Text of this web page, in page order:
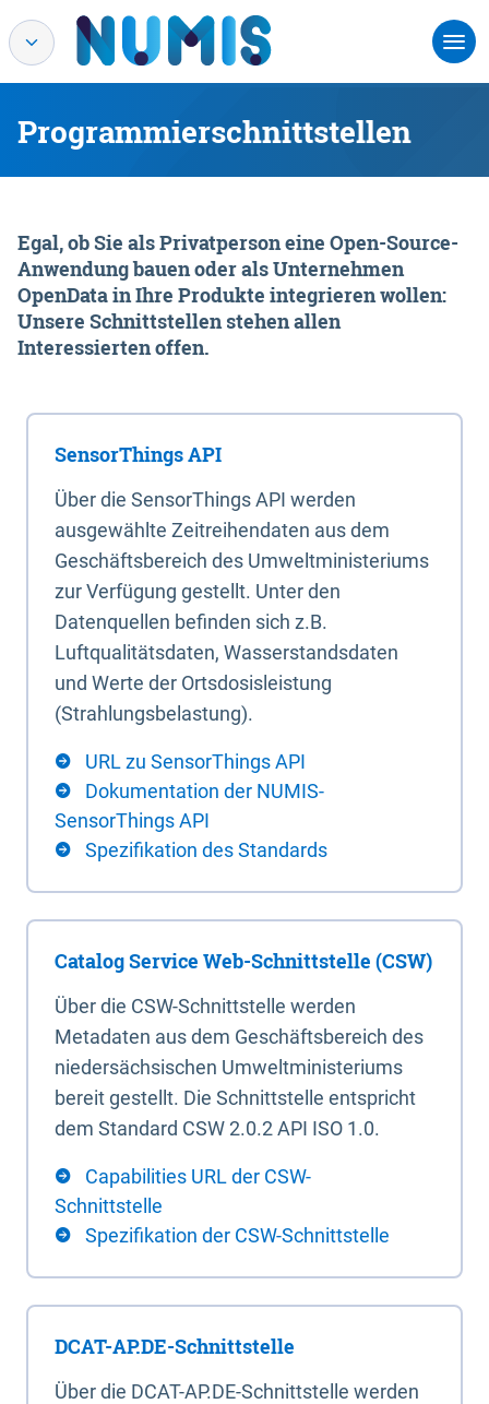
Programmierschnittstellen
Egal, ob Sie als Privatperson eine Open-Source-
Anwendung bauen oder als Unternehmen
OpenData in Ihre Produkte integrieren wollen:
Unsere Schnittstellen stehen allen
Interessierten offen.
SensorThings API
Über die SensorThings API werden
ausgewählte Zeitreihendaten aus dem
Geschäftsbereich des Umweltministeriums
zur Verfügung gestellt. Unter den
Datenquellen befinden sich z.B.
Luftqualitätsdaten, Wasserstandsdaten
und Werte der Ortsdosisleistung
(Strahlungsbelastung).
URL zu SensorThings API
Dokumentation der NUMIS-
SensorThings API
Spezifikation des Standards
Catalog Service Web-Schnittstelle (CSW)
Über die CSW-Schnittstelle werden
Metadaten aus dem Geschäftsbereich des
niedersächsischen Umweltministeriums
bereit gestellt. Die Schnittstelle entspricht
dem Standard CSW 2.0.2 API ISO 1.0.
Capabilities URL der CSW-
Schnittstelle
Spezifikation der CSW-Schnittstelle
DCAT-AP.DE-Schnittstelle
Über die DCAT-AP.DE-Schnittstelle werden